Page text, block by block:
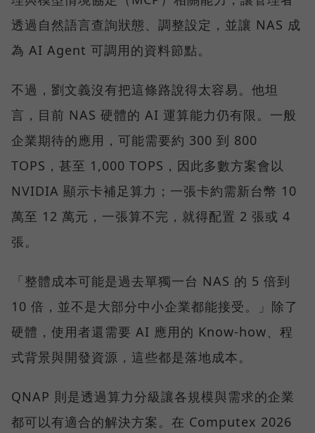
透過自然語言查詢狀態、調整設定，並讓 NAS 成
為 AI Agent 可調用的資料節點。
不過，劉文義沒有把這條路說得太容易。他坦
言，目前 NAS 硬體的 AI 運算能力仍有限。一般
企業期待的應用，可能需要約 300 到 800
TOPS，甚至 1,000 TOPS，因此多數方案會以
NVIDIA 顯示卡補足算力；一張卡約需新台幣 10
萬至 12 萬元，一張算不完，就得配置 2 張或 4
張。
「整體成本可能是過去單獨一台 NAS 的 5 倍到
10 倍，並不是大部分中小企業都能接受。」除了
硬體，使用者還需要 AI 應用的 Know-how、程
式背景與開發資源，這些都是落地成本。
QNAP 則是透過算力分級讓各規模與需求的企業
都可以有適合的解決方案。在 Computex 2026